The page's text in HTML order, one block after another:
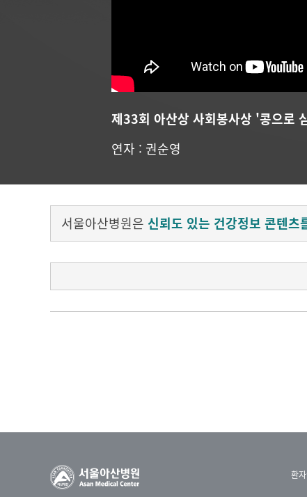
제33회 아산상 사회봉사상 '콩으로
연자 : 권순영
서울아산병원은 신뢰도 있는 건강정보 콘텐츠
전쟁의 포화로 전 세계에서
콩으로 심은 희망, 아프가니스탄에서 싹트다
영양과 교육 인터내셔널 권순영 대표
환